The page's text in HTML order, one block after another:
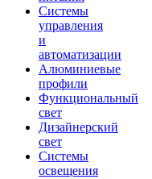
Системы
управления
и
автоматизации
Алюминиевые
профили
Функциональный
свет
Дизайнерский
свет
Системы
освещения